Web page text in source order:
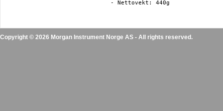
Copyright © 2026 Morgan Instrument Norge AS - All rights reserved.